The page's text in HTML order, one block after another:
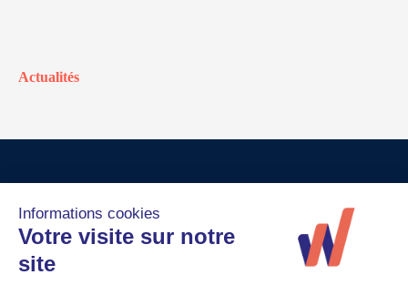
Actualités
Crédits